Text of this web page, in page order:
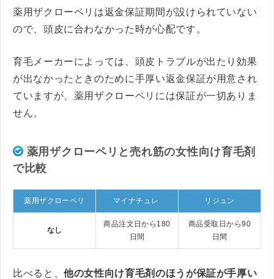
薬用ザクローペリは返金保証期間が設けられていない
ので、頭皮に合わなかった時が心配です。
育毛メーカーによっては、頭皮トラブルが出たり効果
が出なかったときのために手厚い返金保証が用意され
ていますが、薬用ザクローペリには保証が一切ありま
せん。
薬用ザクローペリと売れ筋の女性向け育毛剤
で比較
薬用ザクローペリ マイナチュレ リジュン
なし
商品注文日から180
日間
商品受取日から90
日間
比べると、他の女性向け育毛剤のほうが保証が手厚い